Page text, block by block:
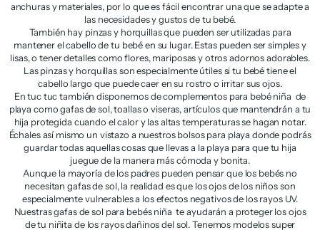
anchuras y materiales, por lo que es fácil encontrar una que se adapte a
las necesidades y gustos de tu bebé.
También hay pinzas y horquillas que pueden ser utilizadas para
mantener el cabello de tu bebé en su lugar. Estas pueden ser simples y
lisas, o tener detalles como flores, mariposas y otros adornos adorables.
Las pinzas y horquillas son especialmente útiles si tu bebé tiene el
cabello largo que puede caer en su rostro o irritar sus ojos.
En tuc tuc también disponemos de complementos para bebé niña de
playa como gafas de sol, toallas o viseras, artículos que mantendrán a tu
hija protegida cuando el calor y las altas temperaturas se hagan notar.
Échales así mismo un vistazo a nuestros bolsos para playa donde podrás
guardar todas aquellas cosas que llevas a la playa para que tu hija
juegue de la manera más cómoda y bonita.
Aunque la mayoría de los padres pueden pensar que los bebés no
necesitan gafas de sol, la realidad es que los ojos de los niños son
especialmente vulnerables a los efectos negativos de los rayos UV.
Nuestras gafas de sol para bebés niña te ayudarán a proteger los ojos
de tu niñita de los rayos dañinos del sol. Tenemos modelos super